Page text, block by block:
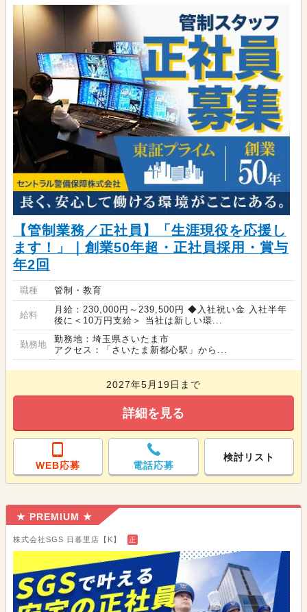
【管制業務／正社員】「生涯現役を応援し
ます！」｜創業50年超・正社員採用・賞与
年2回
職種 管制・教育
給料
月給：230,000円～239,500円 ◆入社祝い金 入社半年
後に＜10万円支給＞ 当社は新しい環...
勤務地
勤務地：埼玉県さいたま市
アクセス：「さいたま新都心駅」から...
2027年5月19日まで
詳細を見る
WEB応募 電話応募
検討リスト
★ PREMIUM ★
株式会社SGS 日暮里店【K】 正